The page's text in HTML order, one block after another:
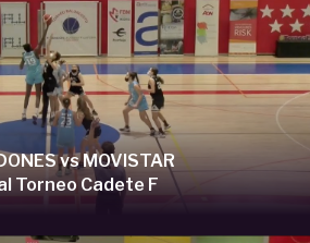
Torneo Cadete F